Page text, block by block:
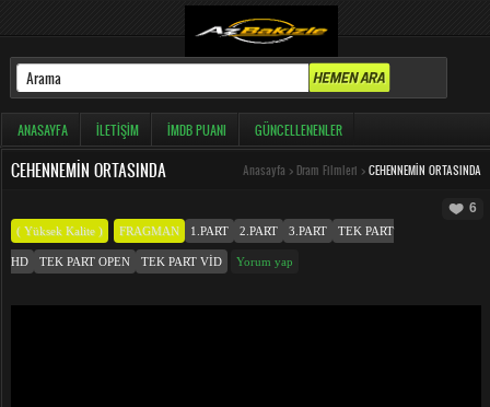
ANASAYFA İLETIŞIM İMDB PUANI GÜNCELLENENLER
CEHENNEMIN ORTASINDA Anasayfa > Dram Filmleri > CEHENNEMIN ORTASINDA
6
( Yüksek Kalite ) FRAGMAN 1.PART 2.PART 3.PART TEK PART
HD TEK PART OPEN TEK PART VID Yorum yap